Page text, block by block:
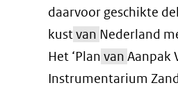
daarvoor geschikte
kustvan Nederland
Het ‘Plan van Aanpak
Instrumentarium